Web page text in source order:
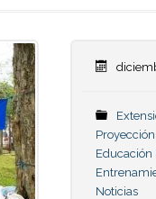
Educación
Noticias